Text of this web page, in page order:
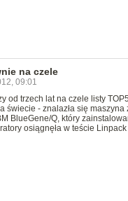
na czele
09:01
od trzech lat na czele listy
świecie - znalazła się
BlueGene/Q, który
osiągnęła w teście